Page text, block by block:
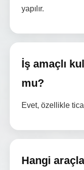
yapılır.
İş amaçlı
mu?
Evet, özellikle
Hangi